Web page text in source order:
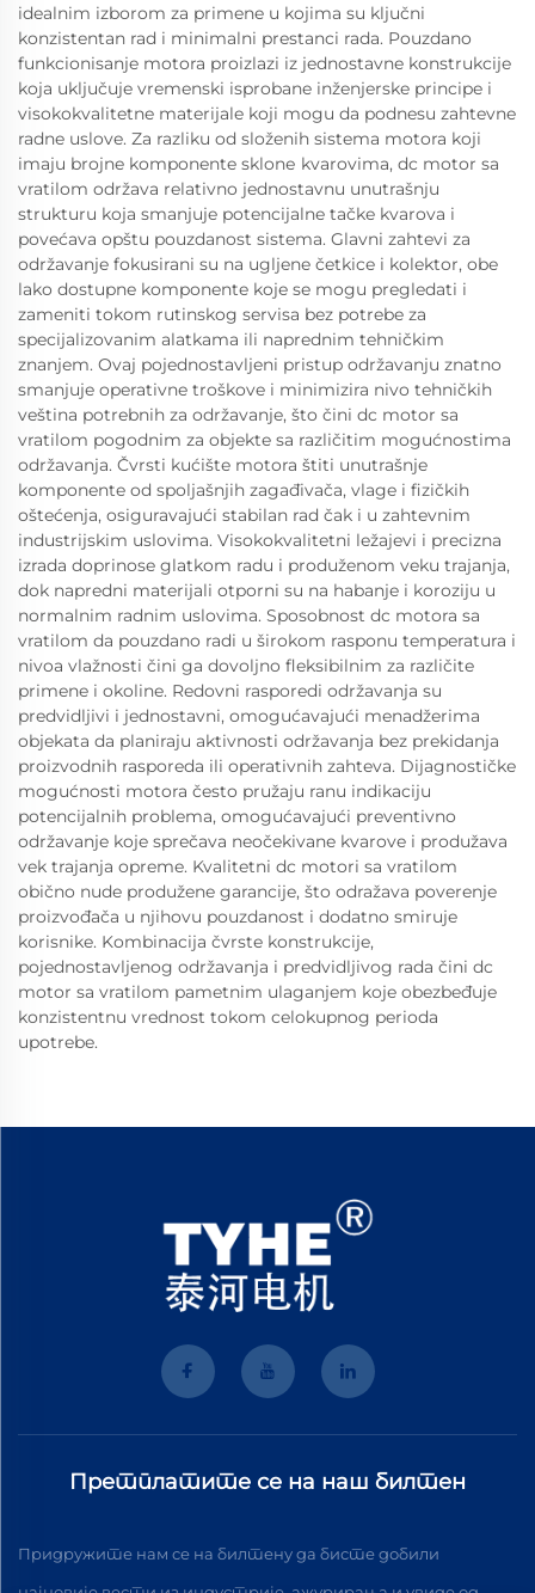
idealnim izborom za primene u kojima su ključni
konzistentan rad i minimalni prestanci rada. Pouzdano
funkcionisanje motora proizlazi iz jednostavne konstrukcije
koja uključuje vremenski isprobane inženjerske principe i
visokokvalitetne materijale koji mogu da podnesu zahtevne
radne uslove. Za razliku od složenih sistema motora koji
imaju brojne komponente sklonе kvarovima, dc motor sa
vratilom održava relativno jednostavnu unutrašnju
strukturu koja smanjuje potencijalne tačke kvarova i
povećava opštu pouzdanost sistema. Glavni zahtevi za
održavanje fokusirani su na ugljene četkice i kolektor, obe
lako dostupne komponente koje se mogu pregledati i
zameniti tokom rutinskog servisa bez potrebe za
specijalizovanim alatkama ili naprednim tehničkim
znanjem. Ovaj pojednostavljeni pristup održavanju znatno
smanjuje operativne troškove i minimizira nivo tehničkih
veština potrebnih za održavanje, što čini dc motor sa
vratilom pogodnim za objekte sa različitim mogućnostima
održavanja. Čvrsti kućište motora štiti unutrašnje
komponente od spoljašnjih zagađivača, vlage i fizičkih
oštećenja, osiguravajući stabilan rad čak i u zahtevnim
industrijskim uslovima. Visokokvalitetni ležajevi i precizna
izrada doprinose glatkom radu i produženom veku trajanja,
dok napredni materijali otporni su na habanje i koroziju u
normalnim radnim uslovima. Sposobnost dc motora sa
vratilom da pouzdano radi u širokom rasponu temperatura i
nivoa vlažnosti čini ga dovoljno fleksibilnim za različite
primene i okoline. Redovni rasporedi održavanja su
predvidljivi i jednostavni, omogućavajući menadžerima
objekata da planiraju aktivnosti održavanja bez prekidanja
proizvodnih rasporeda ili operativnih zahteva. Dijagnostičke
mogućnosti motora često pružaju ranu indikaciju
potencijalnih problema, omogućavajući preventivno
održavanje koje sprečava neočekivane kvarove i produžava
vek trajanja opreme. Kvalitetni dc motori sa vratilom
obično nude produžene garancije, što odražava poverenje
proizvođača u njihovu pouzdanost i dodatno smiruje
korisnike. Kombinacija čvrste konstrukcije,
pojednostavljenog održavanja i predvidljivog rada čini dc
motor sa vratilom pametnim ulaganjem koje obezbeđuje
konzistentnu vrednost tokom celokupnog perioda
upotrebe.
Претплатите се на наш билтен
Придружите нам се на билтену да бисте добили